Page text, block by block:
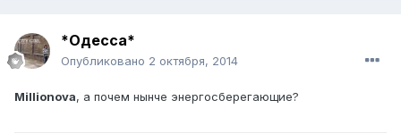
*Одесса*
Опубликовано 2 октября, 2014
Millionova, а почем нынче энергосберегающие?